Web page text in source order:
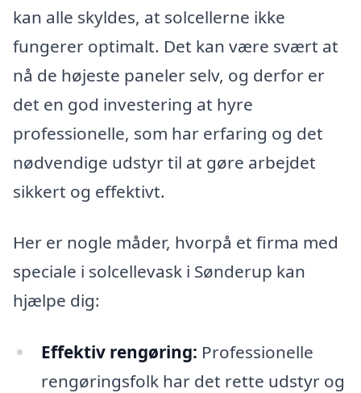
kan alle skyldes, at solcellerne ikke
fungerer optimalt. Det kan være svært at
nå de højeste paneler selv, og derfor er
det en god investering at hyre
professionelle, som har erfaring og det
nødvendige udstyr til at gøre arbejdet
sikkert og effektivt.
Her er nogle måder, hvorpå et firma med
speciale i solcellevask i Sønderup kan
hjælpe dig:
Effektiv rengøring: Professionelle
rengøringsfolk har det rette udstyr og